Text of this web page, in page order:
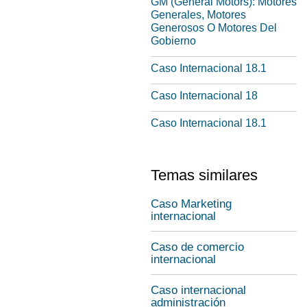
Generales, Motores
Generosos O Motores Del
Gobierno
Caso Internacional 18.1
Caso Internacional 18
Caso Internacional 18.1
Temas similares
Caso Marketing
internacional
Caso de comercio
internacional
Caso internacional
administración